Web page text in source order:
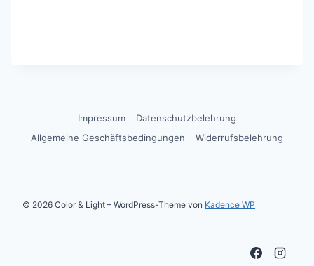
Impressum
Datenschutzbelehrung
Allgemeine Geschäftsbedingungen
Widerrufsbelehrung
© 2026 Color & Light – WordPress-Theme von Kadence WP